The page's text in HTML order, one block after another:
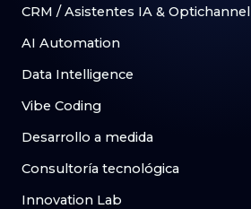
CRM / Asistentes IA & Optichannel
AI Automation
Data Intelligence
Vibe Coding
Desarrollo a medida
Consultoría tecnológica
Innovation Lab